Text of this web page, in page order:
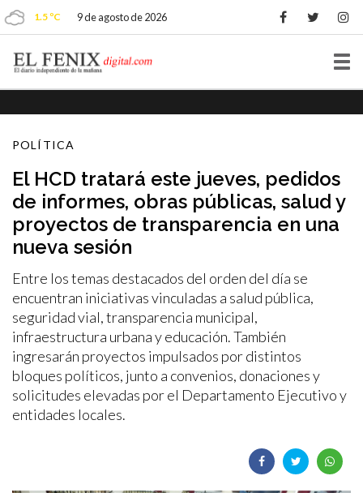
1.5 ºC 9 de agosto de 2026
POLÍTICA
El HCD tratará este jueves, pedidos
de informes, obras públicas, salud y
proyectos de transparencia en una
nueva sesión
Entre los temas destacados del orden del día se
encuentran iniciativas vinculadas a salud pública,
seguridad vial, transparencia municipal,
infraestructura urbana y educación. También
ingresarán proyectos impulsados por distintos
bloques políticos, junto a convenios, donaciones y
solicitudes elevadas por el Departamento Ejecutivo y
entidades locales.